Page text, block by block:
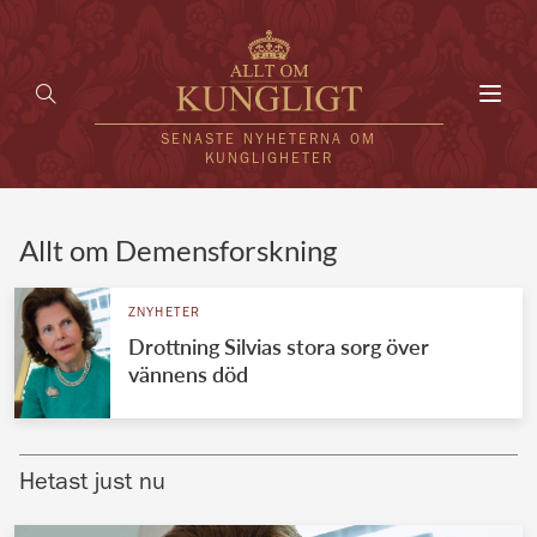
SENASTE NYHETERNA OM
KUNGLIGHETER
UTLÄNDSKT
VÄRLDENS KUNGAHUS
Brittiska kungahuset
Allt om Demensforskning
ZNYHETER
Drottning Silvias stora sorg över
vännens död
Hetast just nu